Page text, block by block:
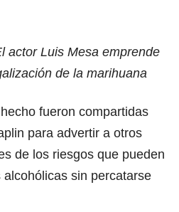
actor Luis Mesa emprende
de la marihuana
fueron compartidas
para advertir a otros
de los riesgos que pueden
sin percatarse